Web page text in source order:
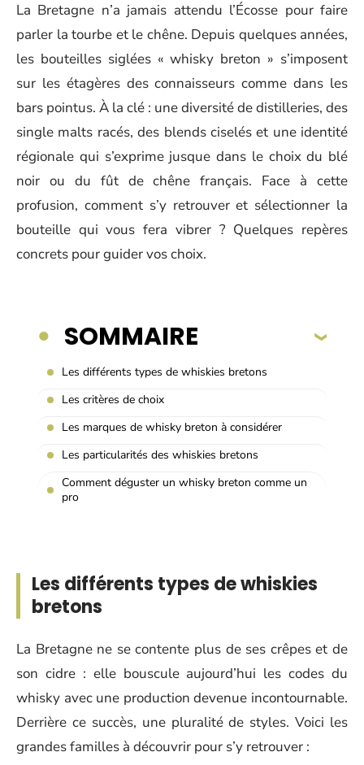
La Bretagne n’a jamais attendu l’Écosse pour faire
parler la tourbe et le chêne. Depuis quelques années,
les bouteilles siglées « whisky breton » s’imposent
sur les étagères des connaisseurs comme dans les
bars pointus. À la clé : une diversité de distilleries, des
single malts racés, des blends ciselés et une identité
régionale qui s’exprime jusque dans le choix du blé
noir ou du fût de chêne français. Face à cette
profusion, comment s’y retrouver et sélectionner la
bouteille qui vous fera vibrer ? Quelques repères
concrets pour guider vos choix.
SOMMAIRE
Les différents types de whiskies bretons
Les critères de choix
Les marques de whisky breton à considérer
Les particularités des whiskies bretons
Comment déguster un whisky breton comme un
pro
Les différents types de whiskies
bretons
La Bretagne ne se contente plus de ses crêpes et de
son cidre : elle bouscule aujourd’hui les codes du
whisky avec une production devenue incontournable.
Derrière ce succès, une pluralité de styles. Voici les
grandes familles à découvrir pour s’y retrouver :